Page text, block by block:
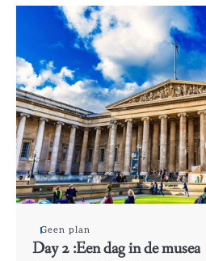
Geen plan
Day 2 :Een dag in de musea